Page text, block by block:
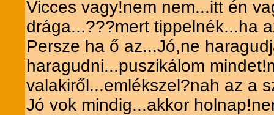
Vicces vagy!nem nem...itt én
drága...???mert tippelnék...ha
Persze ha ő az...Jó,ne
haragudni...puszikálom
valakiről...emlékszel?nah az a
Jó vok mindig...akkor